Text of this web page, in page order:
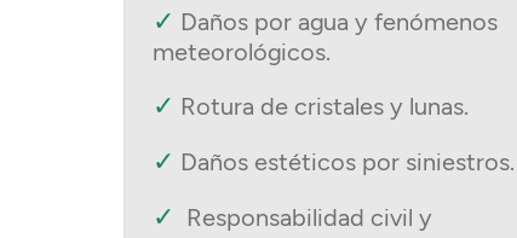
✓ Daños por agua y fenómenos
meteorológicos.
✓ Rotura de cristales y lunas.
✓ Daños estéticos por siniestros.
✓
Responsabilidad civil y